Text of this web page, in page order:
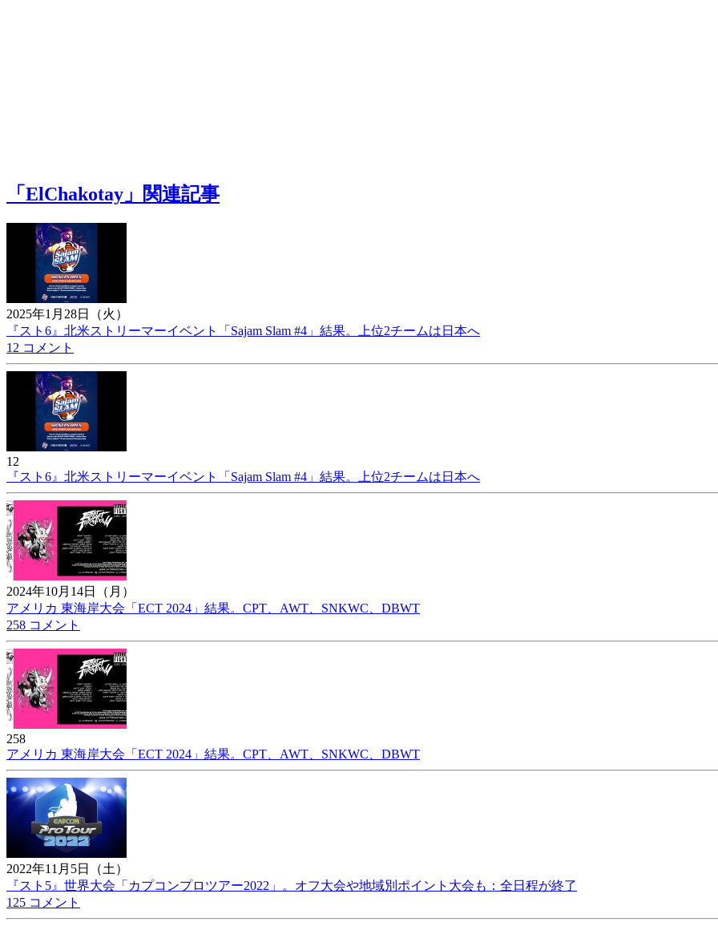
「ElChakotay」関連記事
2025年1月28日（火）
『スト6』北米ストリーマーイベント「Sajam Slam #4」結果。上位2チームは日本へ
12 コメント
12
『スト6』北米ストリーマーイベント「Sajam Slam #4」結果。上位2チームは日本へ
2024年10月14日（月）
アメリカ 東海岸大会「ECT 2024」結果。CPT、AWT、SNKWC、DBWT
258 コメント
258
アメリカ 東海岸大会「ECT 2024」結果。CPT、AWT、SNKWC、DBWT
2022年11月5日（土）
『スト5』世界大会「カプコンプロツアー2022」。オフ大会や地域別ポイント大会も：全日程が終了
125 コメント